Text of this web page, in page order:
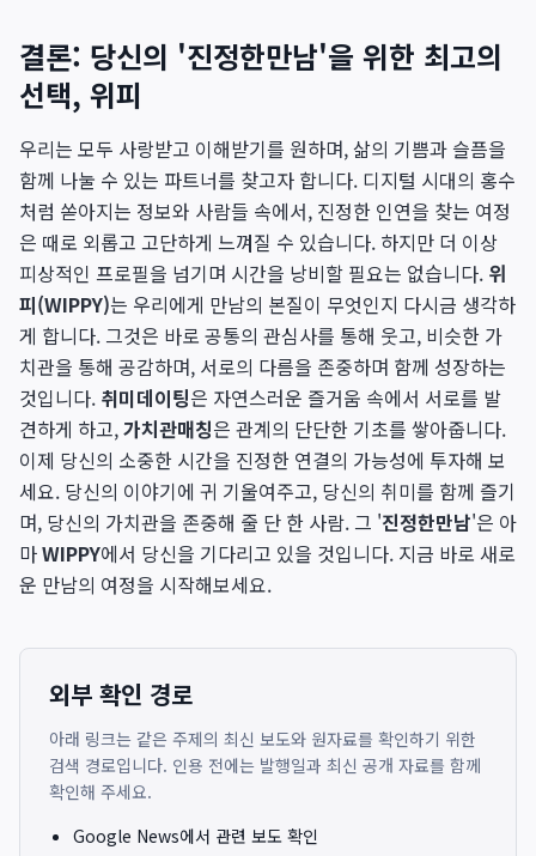
결론: 당신의 '진정한만남'을 위한 최고의
선택, 위피
우리는 모두 사랑받고 이해받기를 원하며, 삶의 기쁨과 슬픔을
함께 나눌 수 있는 파트너를 찾고자 합니다. 디지털 시대의 홍수
처럼 쏟아지는 정보와 사람들 속에서, 진정한 인연을 찾는 여정
은 때로 외롭고 고단하게 느껴질 수 있습니다. 하지만 더 이상
피상적인 프로필을 넘기며 시간을 낭비할 필요는 없습니다. 위
피(WIPPY)는 우리에게 만남의 본질이 무엇인지 다시금 생각하
게 합니다. 그것은 바로 공통의 관심사를 통해 웃고, 비슷한 가
치관을 통해 공감하며, 서로의 다름을 존중하며 함께 성장하는
것입니다. 취미데이팅은 자연스러운 즐거움 속에서 서로를 발
견하게 하고,가치관매칭은 관계의 단단한 기초를 쌓아줍니다.
이제 당신의 소중한 시간을 진정한 연결의 가능성에 투자해 보
세요. 당신의 이야기에 귀 기울여주고, 당신의 취미를 함께 즐기
며, 당신의 가치관을 존중해 줄 단 한 사람. 그 '진정한만남'은 아
마WIPPY에서 당신을 기다리고 있을 것입니다. 지금 바로 새로
운 만남의 여정을 시작해보세요.
외부 확인 경로
아래 링크는 같은 주제의 최신 보도와 원자료를 확인하기 위한
검색 경로입니다. 인용 전에는 발행일과 최신 공개 자료를 함께
확인해 주세요.
Google News에서 관련 보도 확인